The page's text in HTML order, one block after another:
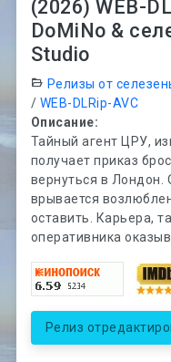
(2026) WEB-
DoMiNo &
Studio
Релизы от
/ WEB-DLRip-AVC
Описание:
Тайный агент ЦРУ,
получает приказ
вернуться в Лондон.
врывается
оставить. Карьера,
оперативника
Релиз